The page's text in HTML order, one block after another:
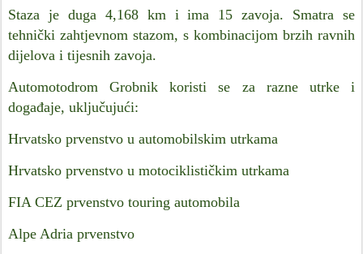
Staza je duga 4,168 km i ima 15 zavoja. Smatra se
tehnički zahtjevnom stazom, s kombinacijom brzih ravnih
dijelova i tijesnih zavoja.
Automotodrom Grobnik koristi se za razne utrke i
događaje, uključujući:
Hrvatsko prvenstvo u automobilskim utrkama
Hrvatsko prvenstvo u motociklističkim utrkama
FIA CEZ prvenstvo touring automobila
Alpe Adria prvenstvo